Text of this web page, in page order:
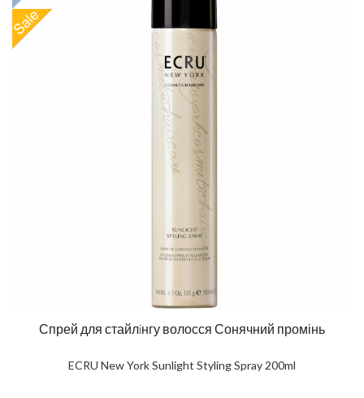
Спрей для стайлiнгу волосся Сонячний промінь
ECRU New York Sunlight Styling Spray 200ml